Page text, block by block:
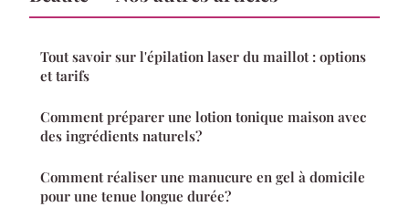
Tout savoir sur l'épilation laser du maillot : options
et tarifs
Comment préparer une lotion tonique maison avec
des ingrédients naturels?
Comment réaliser une manucure en gel à domicile
pour une tenue longue durée?